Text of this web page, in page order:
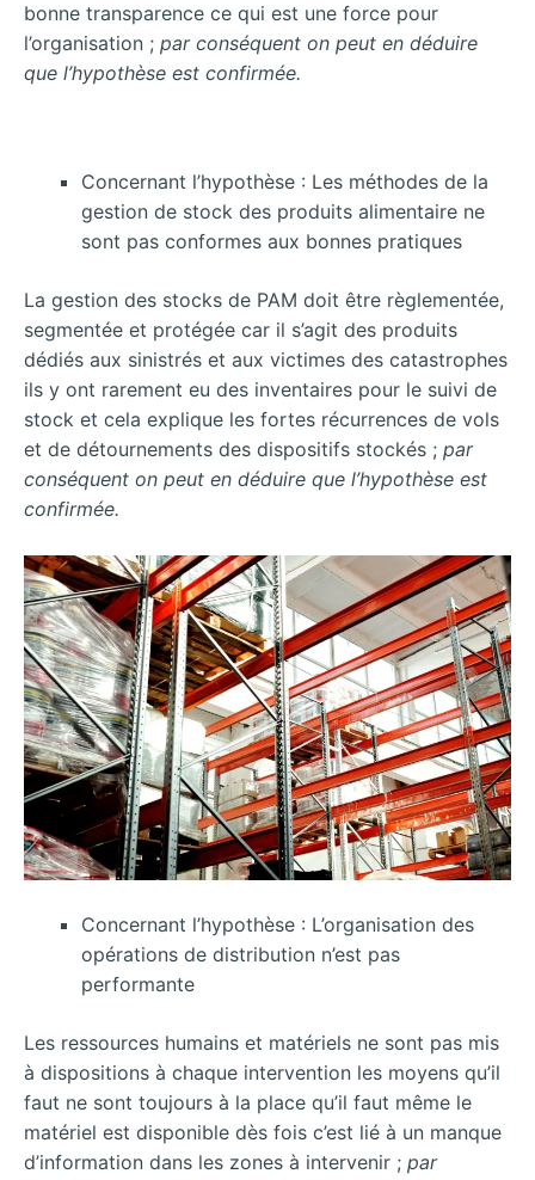
bonne transparence ce qui est une force pour
l’organisation ; par conséquent on peut en déduire
que l’hypothèse est confirmée.
Concernant l’hypothèse : Les méthodes de la
gestion de stock des produits alimentaire ne
sont pas conformes aux bonnes pratiques
La gestion des stocks de PAM doit être règlementée,
segmentée et protégée car il s’agit des produits
dédiés aux sinistrés et aux victimes des catastrophes
ils y ont rarement eu des inventaires pour le suivi de
stock et cela explique les fortes récurrences de vols
et de détournements des dispositifs stockés ; par
conséquent on peut en déduire que l’hypothèse est
confirmée.
Concernant l’hypothèse : L’organisation des
opérations de distribution n’est pas
performante
Les ressources humains et matériels ne sont pas mis
à dispositions à chaque intervention les moyens qu’il
faut ne sont toujours à la place qu’il faut même le
matériel est disponible dès fois c’est lié à un manque
d’information dans les zones à intervenir ; par